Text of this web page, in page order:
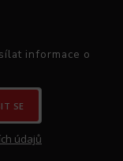
informace o
SE
údajů